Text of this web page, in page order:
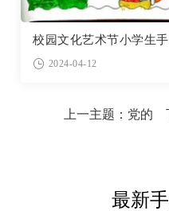
校园文化艺术节小学生
2024-04-12
上一主题： 党的
最新